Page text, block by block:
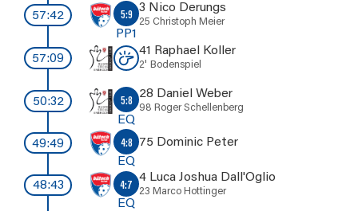
57:42
3 Nico Derungs
25 Christoph Meier
5:9
PP1
57:09
41 Raphael Koller
2' Bodenspiel
50:32
28 Daniel Weber
98 Roger Schellenberg
5:8
EQ
49:49
75 Dominic Peter
4:8
EQ
48:43
4 Luca Joshua Dall'Oglio
23 Marco Hottinger
4:7
EQ